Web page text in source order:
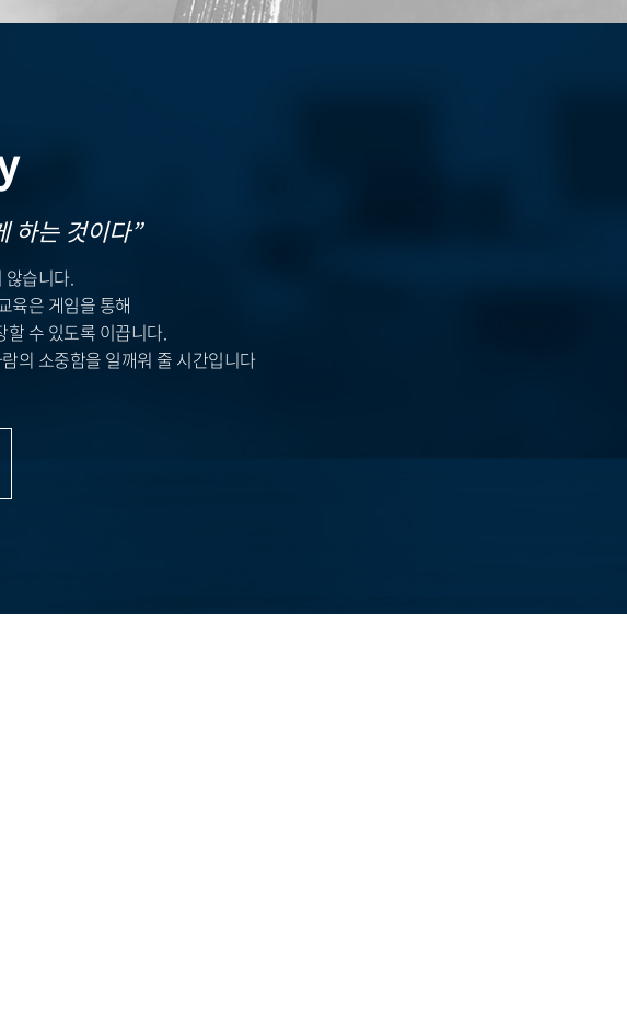
하는 것이다”
않습니다.
육은 게임을 통해
할 수 있도록 이끕니다.
의 소중함을 일깨워 줄 시간입니다